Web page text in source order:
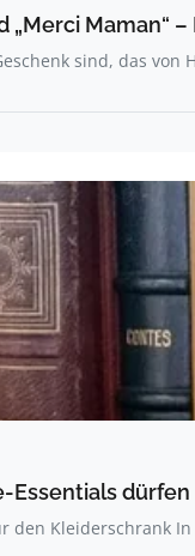
„Merci Maman“
sind, das von
Essentials
den Kleiderschrank